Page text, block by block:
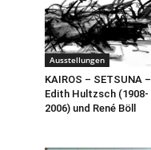
Ausstellungen
KAIROS – SETSUNA –
Edith Hultzsch (1908-
2006) und René Böll